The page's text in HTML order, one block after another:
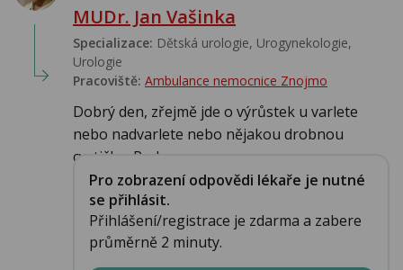
MUDr. Jan Vašinka
Specializace: Dětská urologie, Urogynekologie,
Urologie‎
Pracoviště: Ambulance nemocnice Znojmo
Dobrý den, zřejmě jde o výrůstek u varlete
nebo nadvarlete nebo nějakou drobnou
cystičku. Pod...
Pro zobrazení odpovědi lékaře je nutné
se přihlásit.
Přihlášení/registrace je zdarma a zabere
průměrně 2 minuty.